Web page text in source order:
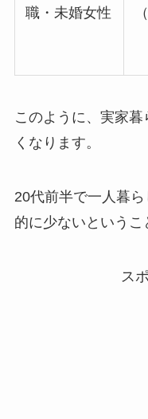
職・未婚女性
このように、実家
くなります。
20代前半で一人暮
的に少ないというこ
ス